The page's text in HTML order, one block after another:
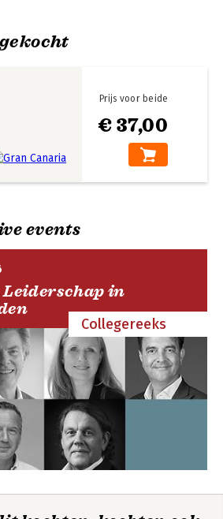
€ 37,00
Prijs voor beide
events
Leiderschap in
Collegereeks